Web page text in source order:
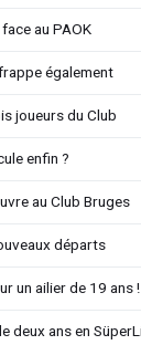
au PAOK
également
joueurs du Club
enfin ?
au Club Bruges
départs
un ailier de 19 ans !
deux ans en